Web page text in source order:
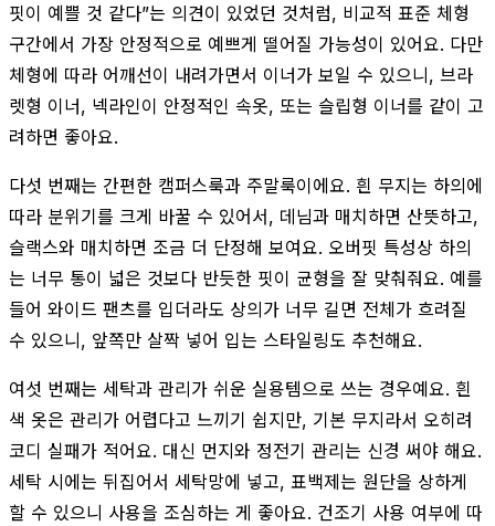
핏이 예쁠 것 같다”는 의견이 있었던 것처럼, 비교적 표준 체형
구간에서 가장 안정적으로 예쁘게 떨어질 가능성이 있어요. 다만
체형에 따라 어깨선이 내려가면서 이너가 보일 수 있으니, 브라
렛형 이너, 넥라인이 안정적인 속옷, 또는 슬립형 이너를 같이 고
려하면 좋아요.
다섯 번째는 간편한 캠퍼스룩과 주말룩이에요. 흰 무지는 하의에
따라 분위기를 크게 바꿀 수 있어서, 데님과 매치하면 산뜻하고,
슬랙스와 매치하면 조금 더 단정해 보여요. 오버핏 특성상 하의
는 너무 통이 넓은 것보다 반듯한 핏이 균형을 잘 맞춰줘요. 예를
들어 와이드 팬츠를 입더라도 상의가 너무 길면 전체가 흐려질
수 있으니, 앞쪽만 살짝 넣어 입는 스타일링도 추천해요.
여섯 번째는 세탁과 관리가 쉬운 실용템으로 쓰는 경우예요. 흰
색 옷은 관리가 어렵다고 느끼기 쉽지만, 기본 무지라서 오히려
코디 실패가 적어요. 대신 먼지와 정전기 관리는 신경 써야 해요.
세탁 시에는 뒤집어서 세탁망에 넣고, 표백제는 원단을 상하게
할 수 있으니 사용을 조심하는 게 좋아요. 건조기 사용 여부에 따